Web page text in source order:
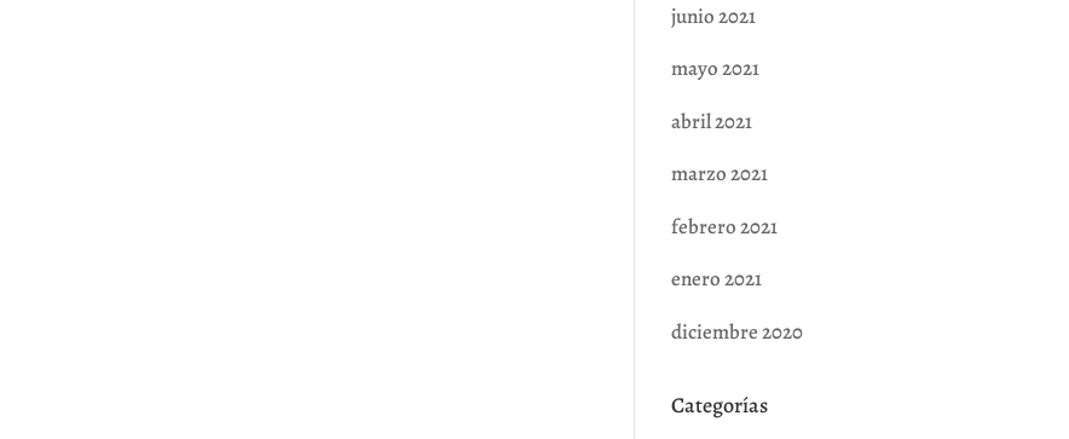
junio 2021
mayo 2021
abril 2021
marzo 2021
febrero 2021
enero 2021
diciembre 2020
Categorías